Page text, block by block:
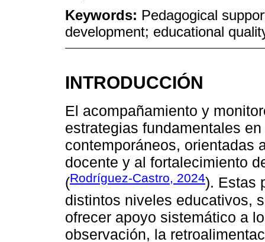
Keywords: Pedagogical
development; educational
INTRODUCCIÓN
El acompañamiento y
estrategias fundamentales
contemporáneos, orientadas
docente y al fortalecimiento
(Rodríguez-Castro, 2024). Estas
distintos niveles educativos,
ofrecer apoyo sistemático a
observación, la